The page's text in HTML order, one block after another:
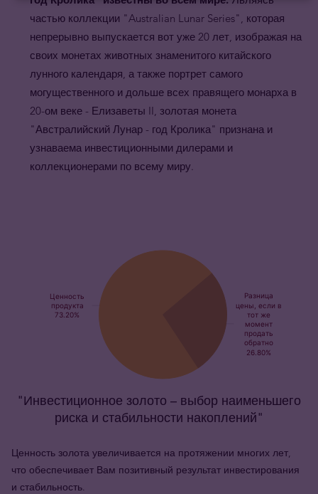
частью коллекции "Australian Lunar Series", которая
непрерывно выпускается вот уже 20 лет, изображая на
своих монетах животных знаменитого китайского
лунного календаря, а также портрет самого
могущественного и дольше всех правящего монарха в
20-ом веке - Елизаветы II, золотая монета
"Австралийский Лунар - год Кролика" признана и
узнаваема инвестиционными дилерами и
коллекционерами по всему миру.
"Инвестиционное золото – выбор наименьшего
риска и стабильности накоплений"
Ценность золота увеличивается на протяжении многих лет,
что обеспечивает Вам позитивный результат инвестирования
и стабильность.